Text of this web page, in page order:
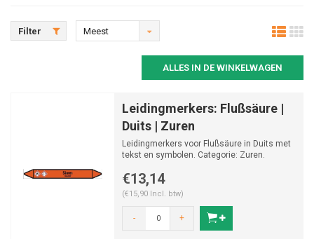
Filter
Meest
ALLES IN DE WINKELWAGEN
Leidingmerkers: Flußsäure |
Duits | Zuren
Leidingmerkers voor Flußsäure in Duits met
tekst en symbolen. Categorie: Zuren.
€13,14
(€15,90 Incl. btw)
- +